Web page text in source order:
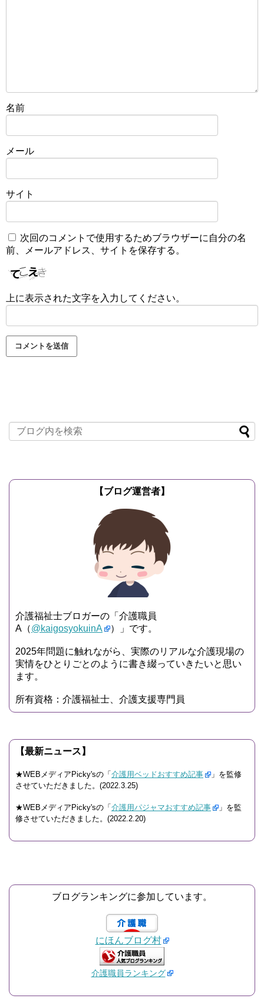
名前
メール
サイト
次回のコメントで使用するためブラウザーに自分の名
前、メールアドレス、サイトを保存する。
上に表示された文字を入力してください。
【ブログ運営者】
介護福祉士ブロガーの「介護職員
A（@kaigosyokuinA ）」です。
2025年問題に触れながら、実際のリアルな介護現場の
実情をひとりごとのように書き綴っていきたいと思い
ます。
所有資格：介護福祉士、介護支援専門員
【最新ニュース】
★WEBメディアPicky'sの「 介護用ベッドおすすめ記事
」を監修
させていただきました。(2022.3.25)
★WEBメディアPicky'sの「 介護用パジャマおすすめ記事
」を監
修させていただきました。(2022.2.20)
ブログランキングに参加しています。
にほんブログ村
介護職員ランキング